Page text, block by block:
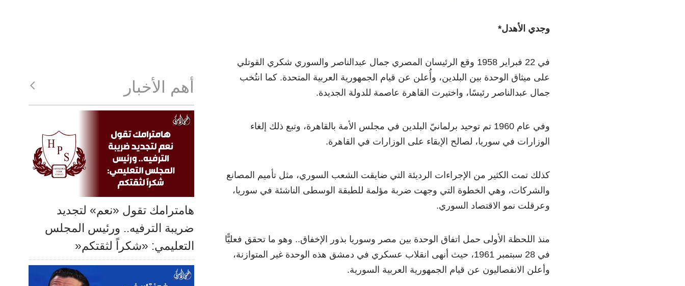
وجدي الأهدل*
في 22 فبراير 1958 وقع الرئيسان المصري جمال عبدالناصر والسوري شكري القوتلي
على ميثاق الوحدة بين البلدين، وأُعلن عن قيام الجمهورية العربية المتحدة. كما انتُخب
جمال عبدالناصر رئيسًا، واختيرت القاهرة عاصمة للدولة الجديدة.
وفي عام 1960 تم توحيد برلمانيّ البلدين في مجلس الأمة بالقاهرة، وتبع ذلك إلغاء
الوزارات في سوريا، لصالح الإبقاء على الوزارات في القاهرة.
كذلك تمت الكثير من الإجراءات الرديئة التي ضايقت الشعب السوري، مثل تأميم المصانع
والشركات، وهي الخطوة التي وجهت ضربة مؤلمة للطبقة الوسطى الناشئة في سوريا،
وعرقلت نمو الاقتصاد السوري.
منذ اللحظة الأولى حمل اتفاق الوحدة بين مصر وسوريا بذور الإخفاق.. وهو ما تحقق فعليًّا
في 28 سبتمبر 1961، حيث أنهى انقلاب عسكري في دمشق هذه الوحدة غير المتوازنة،
وأعلن الانفصاليون عن قيام الجمهورية العربية السورية.
أهم الأخبار
هامترامك تقول «نعم» لتجديد
ضريبة الترفيه.. ورئيس المجلس
التعليمي: «شكراً لثقتكم«